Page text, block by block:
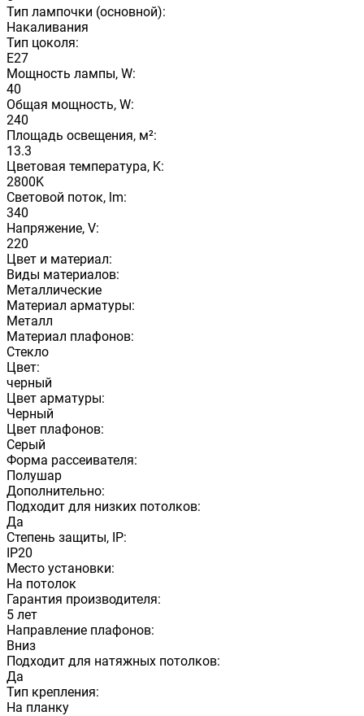
Тип лампочки (основной):
Накаливания
Тип цоколя:
E27
Мощность лампы, W:
40
Общая мощность, W:
240
Площадь освещения, м²:
13.3
Цветовая температура, K:
2800K
Световой поток, lm:
340
Напряжение, V:
220
Цвет и материал:
Виды материалов:
Металлические
Материал арматуры:
Металл
Материал плафонов:
Стекло
Цвет:
черный
Цвет арматуры:
Черный
Цвет плафонов:
Серый
Форма рассеивателя:
Полушар
Дополнительно:
Подходит для низких потолков:
Да
Степень защиты, IP:
IP20
Место установки:
На потолок
Гарантия производителя:
5 лет
Направление плафонов:
Вниз
Подходит для натяжных потолков:
Да
Тип крепления:
На планку